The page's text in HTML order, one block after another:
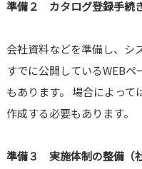
準備２ カタログ登録手続
会社資料などを準備し、シ
すでに公開しているWEB
もあります。 場合によって
作成する必要もあります。
準備３ 実施体制の整備（